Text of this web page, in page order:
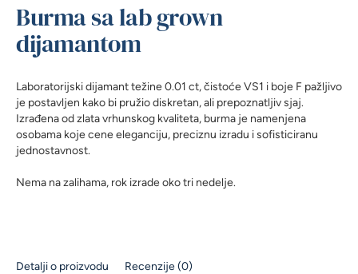
Burma sa lab grown
dijamantom
Laboratorijski dijamant težine 0.01 ct, čistoće VS1 i boje F pažljivo
je postavljen kako bi pružio diskretan, ali prepoznatljiv sjaj.
Izrađena od zlata vrhunskog kvaliteta, burma je namenjena
osobama koje cene eleganciju, preciznu izradu i sofisticiranu
jednostavnost.
Nema na zalihama, rok izrade oko tri nedelje.
Detalji o proizvodu Recenzije (0)